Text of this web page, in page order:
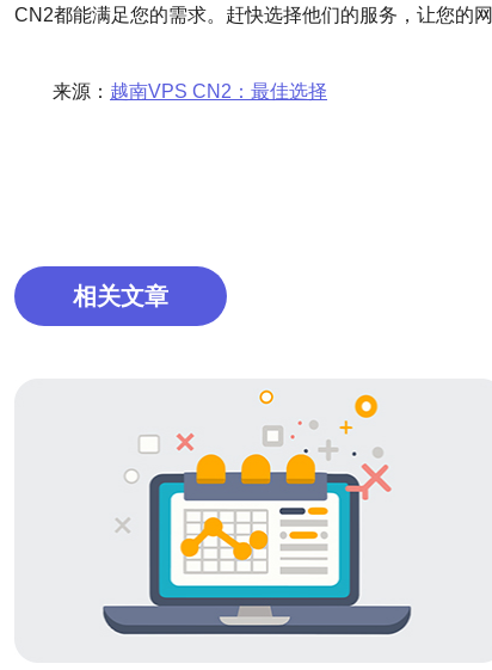
CN2都能满足您的需求。赶快选择他们的服务，让您的
来源： 越南VPS CN2：最佳选择
相关文章